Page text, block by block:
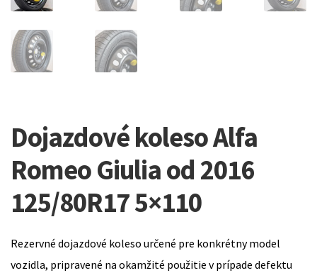
Dojazdové koleso Alfa
Romeo Giulia od 2016
125/80R17 5×110
Rezervné dojazdové koleso určené pre konkrétny model
vozidla, pripravené na okamžité použitie v prípade defektu